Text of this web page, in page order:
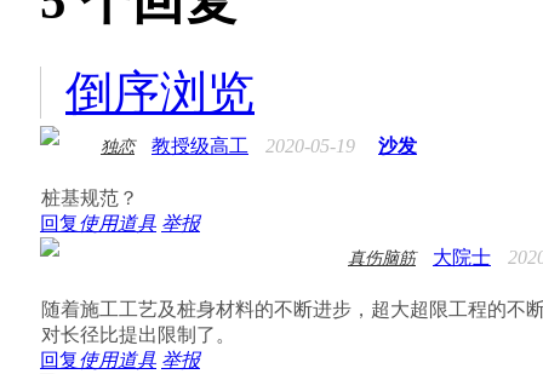
倒序浏览
独恋 教授级高工 2020-05-19 沙发
桩基规范？
回复使用道具 举报
真伤脑筋 大院士
随着施工工艺及桩身材料的不断进步，超大超限工程的不
对长径比提出限制了。
回复使用道具 举报